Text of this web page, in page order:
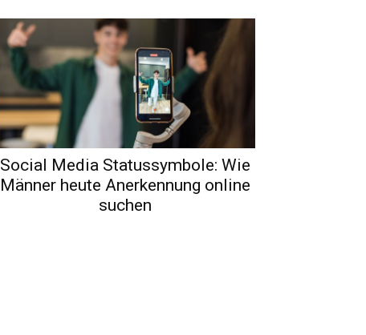
Social Media Statussymbole: Wie
Männer heute Anerkennung online
suchen